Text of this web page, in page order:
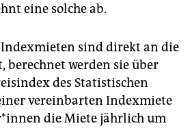
eine solche ab.
sind direkt an die
werden sie über
des Statistischen
vereinbarten Indexmiete
die Miete jährlich um